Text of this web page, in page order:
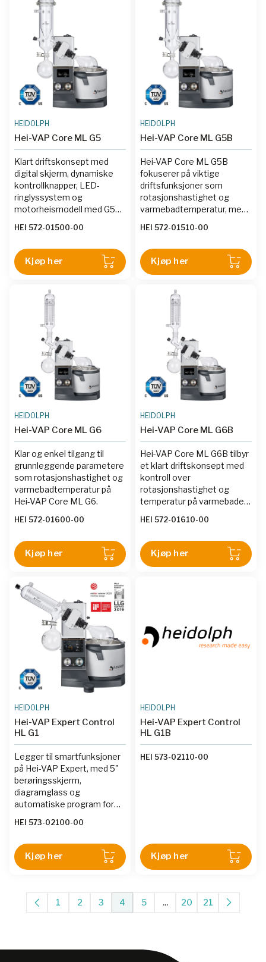
HEIDOLPH
Hei-VAP Core ML G5
Klart driftskonsept med
digital skjerm, dynamiske
kontrollknapper, LED-
ringlyssystem og
motorheismodell med G5
HEI 572-01500-00
Kjøp her
HEIDOLPH
Hei-VAP Core ML G5B
Hei-VAP Core ML G5B
fokuserer på viktige
driftsfunksjoner som
rotasjonshastighet og
varmebadtemperatur, med
dynamiske kontrollknapper,
indikatorer og motorløft
med tørris kondensator.
HEI 572-01510-00
Kjøp her
HEIDOLPH
Hei-VAP Core ML G6
Klar og enkel tilgang til
grunnleggende parametere
som rotasjonshastighet og
varmebadtemperatur på
Hei-VAP Core ML G6.
HEI 572-01600-00
Kjøp her
HEIDOLPH
Hei-VAP Core ML G6B
Hei-VAP Core ML G6B tilbyr
et klart driftskonsept med
kontroll over
rotasjonshastighet og
temperatur på varmebadet,
funksjon og enkel justering
HEI 572-01610-00
Kjøp her
HEIDOLPH
Hei-VAP Expert Control
HL G1
Legger til smartfunksjoner
på Hei-VAP Expert, med 5"
berøringsskjerm,
diagramglass og
automatiske program for
SD-grensesnitt.
HEI 573-02100-00
Kjøp her
HEIDOLPH
Hei-VAP Expert Control
HL G1B
HEI 573-02110-00
Kjøp her
1 2 3 4 5 ... 20 21